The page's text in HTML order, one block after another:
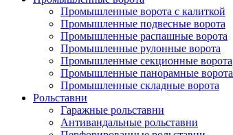
Промышленные ворота с калиткой
Промышленные подвесные ворота
Промышленные распашные ворота
Промышленные рулонные ворота
Промышленные секционные ворота
Промышленные панорамные ворота
Промышленные складные ворота
Рольставни
Гаражные рольставни
Антивандальные рольставни